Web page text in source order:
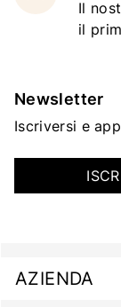
Il
il
Newsletter
Iscriversi e
AZIENDA